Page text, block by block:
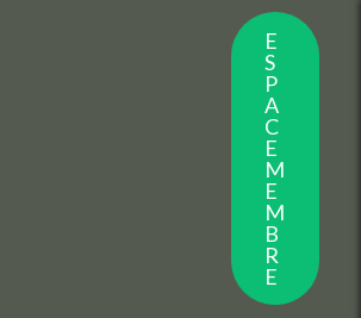
E
S
P
A
C
E
M
E
M
B
R
E